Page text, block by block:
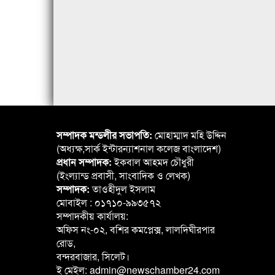
সম্পাদক মন্ডলীর সভাপতি: মোহাম্মাদ মহি উদ্দিন
(অধ্যক্ষ,সার্ক ইন্টারন্যাশনাল কলেজ বাংলাদেশ)
প্রধান সম্পাদক:ইকবাল আহমদ চৌধুরী
(ইংল্যান্ড প্রবাসী, সাংবাদিক ও লেখক)
সম্পাদক:তাওহীদুল ইসলাম
মোবাইল : ০১৭১০-৯৯৩৫৭২
সম্পাদকীয় কার্যালয়:
অফিস নং-০২, বশির কমপ্লেক্স, লালদিঘীরপার
রোড,
বন্দরবাজার, সিলেট।
ই মেইল: admin@newschamber24.com